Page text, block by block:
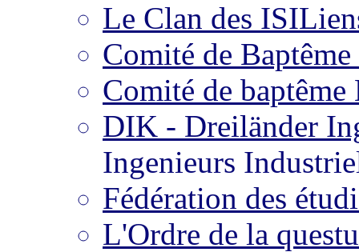
Le Clan des
Comité de
Comité de baptême
DIK - Dreiländer
Ingenieurs
Fédération des
L'Ordre de la